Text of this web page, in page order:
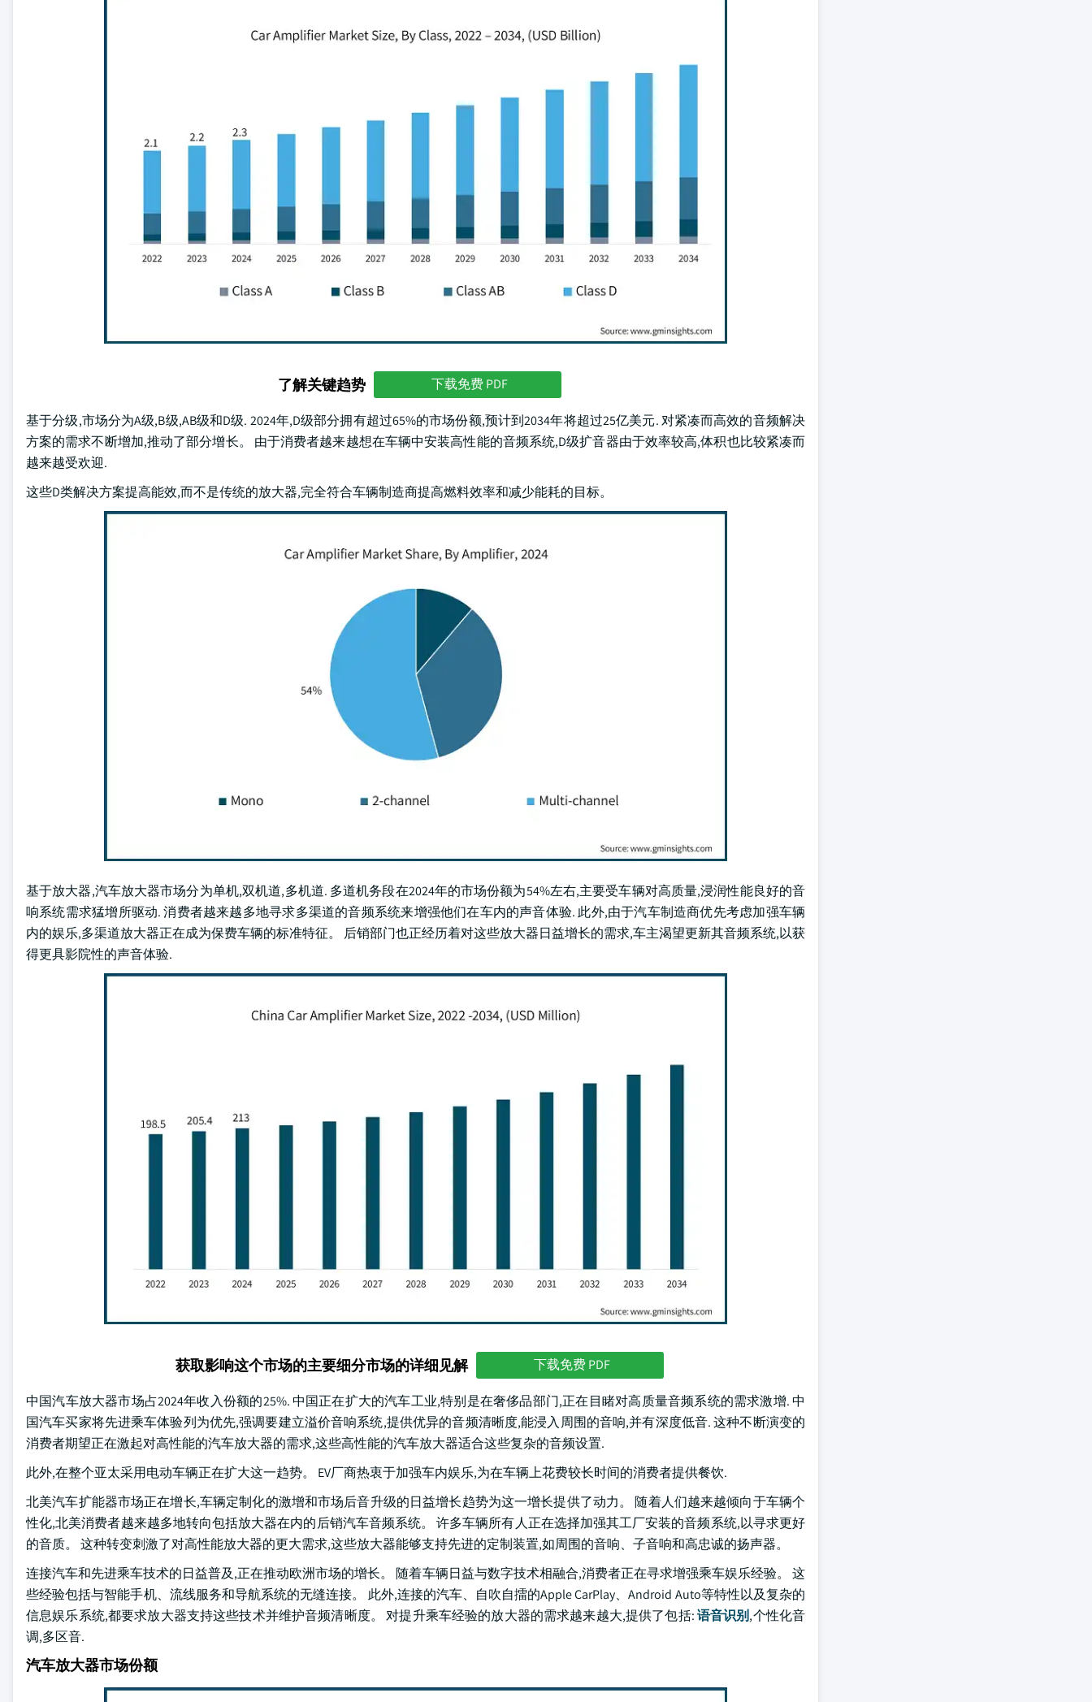
了解关键趋势 下载免费 PDF
基于分级,市场分为A级,B级,AB级和D级. 2024年,D级部分拥有超过65%的市场份额,预计到2034年将超过25亿美元. 对紧凑而高效的音频解决
方案的需求不断增加,推动了部分增长。 由于消费者越来越想在车辆中安装高性能的音频系统,D级扩音器由于效率较高,体积也比较紧凑而
越来越受欢迎.
这些D类解决方案提高能效,而不是传统的放大器,完全符合车辆制造商提高燃料效率和减少能耗的目标。
基于放大器,汽车放大器市场分为单机,双机道,多机道. 多道机务段在2024年的市场份额为54%左右,主要受车辆对高质量,浸润性能良好的音
响系统需求猛增所驱动. 消费者越来越多地寻求多渠道的音频系统来增强他们在车内的声音体验. 此外,由于汽车制造商优先考虑加强车辆
内的娱乐,多渠道放大器正在成为保费车辆的标准特征。 后销部门也正经历着对这些放大器日益增长的需求,车主渴望更新其音频系统,以获
得更具影院性的声音体验.
获取影响这个市场的主要细分市场的详细见解 下载免费 PDF
中国汽车放大器市场占2024年收入份额的25%. 中国正在扩大的汽车工业,特别是在奢侈品部门,正在目睹对高质量音频系统的需求激增. 中
国汽车买家将先进乘车体验列为优先,强调要建立溢价音响系统,提供优异的音频清晰度,能浸入周围的音响,并有深度低音. 这种不断演变的
消费者期望正在激起对高性能的汽车放大器的需求,这些高性能的汽车放大器适合这些复杂的音频设置.
此外,在整个亚太采用电动车辆正在扩大这一趋势。 EV厂商热衷于加强车内娱乐,为在车辆上花费较长时间的消费者提供餐饮.
北美汽车扩能器市场正在增长,车辆定制化的激增和市场后音升级的日益增长趋势为这一增长提供了动力。 随着人们越来越倾向于车辆个
性化,北美消费者越来越多地转向包括放大器在内的后销汽车音频系统。 许多车辆所有人正在选择加强其工厂安装的音频系统,以寻求更好
的音质。 这种转变刺激了对高性能放大器的更大需求,这些放大器能够支持先进的定制装置,如周围的音响、子音响和高忠诚的扬声器。
连接汽车和先进乘车技术的日益普及,正在推动欧洲市场的增长。 随着车辆日益与数字技术相融合,消费者正在寻求增强乘车娱乐经验。 这
些经验包括与智能手机、流线服务和导航系统的无缝连接。 此外,连接的汽车、自吹自擂的Apple CarPlay、Android Auto等特性以及复杂的
信息娱乐系统,都要求放大器支持这些技术并维护音频清晰度。 对提升乘车经验的放大器的需求越来越大,提供了包括:语音识别,个性化音
调,多区音.
汽车放大器市场份额